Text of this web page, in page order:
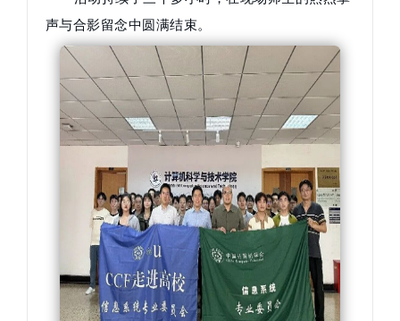
声与合影留念中圆满结束。